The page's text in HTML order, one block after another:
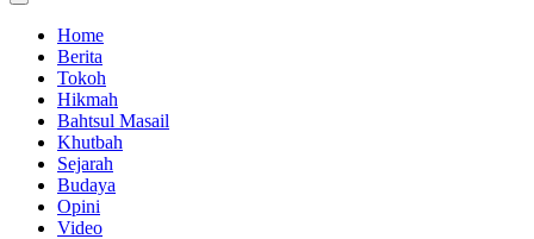
Home
Berita
Tokoh
Hikmah
Bahtsul Masail
Khutbah
Sejarah
Budaya
Opini
Video